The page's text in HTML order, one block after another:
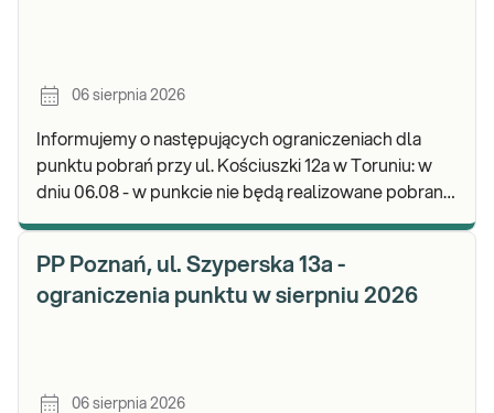
06 sierpnia 2026
Informujemy o następujących ograniczeniach dla
punktu pobrań przy ul. Kościuszki 12a w Toruniu: w
dniu 06.08 - w punkcie nie będą realizowane pobrania
PP Poznań, ul. Szyperska 13a -
ograniczenia punktu w sierpniu 2026
06 sierpnia 2026